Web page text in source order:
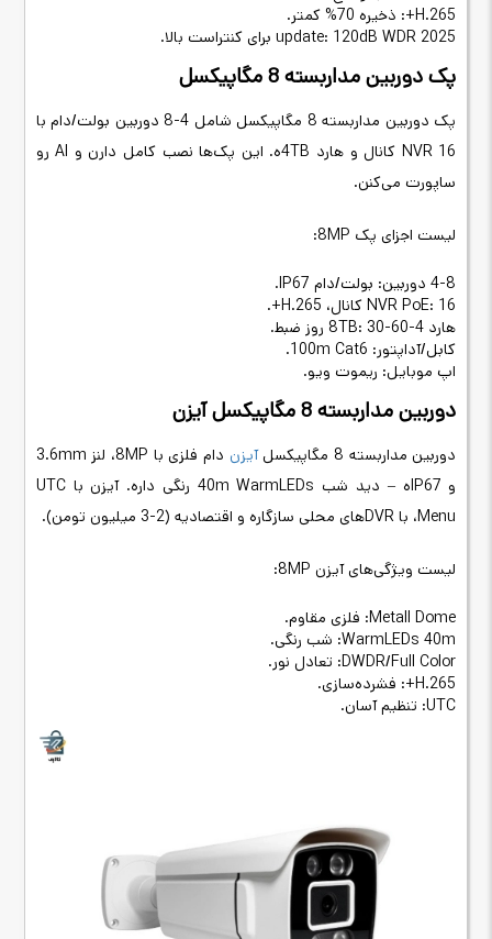
H.265+: ذخیره 70% کمتر.
2025 update: 120dB WDR برای کنتراست بالا.
پک دوربین مداربسته 8 مگاپیکسل
پک دوربین مداربسته 8 مگاپیکسل شامل 4-8 دوربین بولت/دام با
NVR 16 کانال و هارد 4TBه. این پک‌ها نصب کامل دارن و AI رو
ساپورت می‌کنن.
لیست اجزای پک 8MP:
4-8 دوربین: بولت/دام IP67.
NVR PoE: 16 کانال، H.265+.
هارد 4-8TB: 30-60 روز ضبط.
کابل/آداپتور: 100m Cat6.
اپ موبایل: ریموت ویو.
دوربین مداربسته 8 مگاپیکسل آیزن
دوربین مداربسته 8 مگاپیکسل آیزن
دام فلزی با 8MP، لنز 3.6mm
و IP67ه – دید شب 40m WarmLEDs رنگی داره. آیزن با UTC
Menu، با DVRهای محلی سازگاره و اقتصادیه (2-3 میلیون تومن).
لیست ویژگی‌های آیزن 8MP:
Metall Dome: فلزی مقاوم.
WarmLEDs 40m: شب رنگی.
DWDR/Full Color: تعادل نور.
H.265+: فشرده‌سازی.
UTC: تنظیم آسان.